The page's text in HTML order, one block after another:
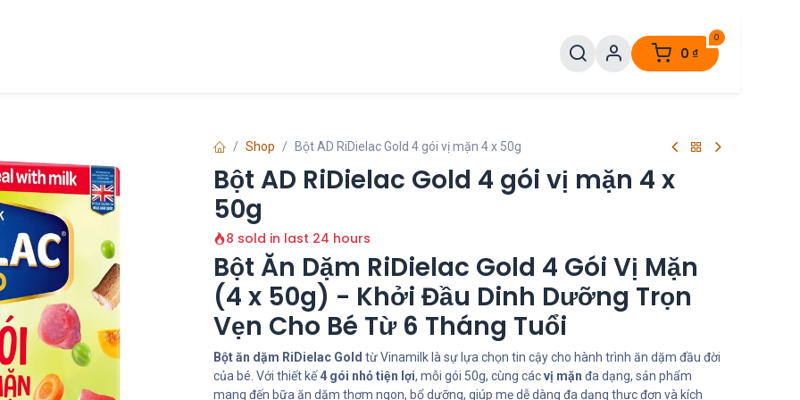
0
0 ₫
Shop Bột AD RiDielac Gold 4 gói vị mặn 4 x 50g
Bột AD RiDielac Gold 4 gói vị mặn 4 x
50g
8 sold in last 24 hours
Bột Ăn Dặm RiDielac Gold 4 Gói Vị Mặn
(4 x 50g) - Khởi Đầu Dinh Dưỡng Trọn
Vẹn Cho Bé Từ 6 Tháng Tuổi
Bột ăn dặm RiDielac Gold từ Vinamilk là sự lựa chọn tin cậy cho hành trình ăn dặm đầu đời
của bé. Với thiết kế4 gói nhỏ tiện lợi, mỗi gói 50g, cùng cácvị mặn đa dạng, sản phẩm
mang đến bữa ăn dặm thơm ngon, bổ dưỡng, giúp mẹ dễ dàng đa dạng thực đơn và kích